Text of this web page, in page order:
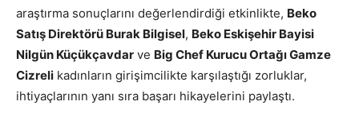
araştırma sonuçlarını değerlendirdiği etkinlikte, Beko
Satış Direktörü Burak Bilgisel, Beko Eskişehir Bayisi
Nilgün Küçükçavdar ve Big Chef Kurucu Ortağı Gamze
Cizreli kadınların girişimcilikte karşılaştığı zorluklar,
ihtiyaçlarının yanı sıra başarı hikayelerini paylaştı.